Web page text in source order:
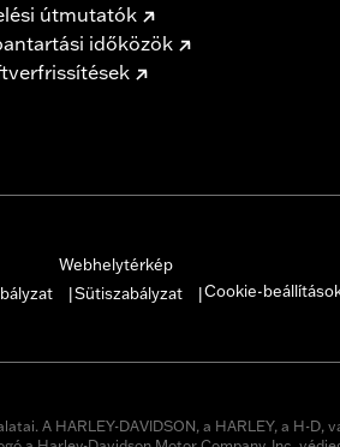
útmutatók
időközök
Webhelytérkép
Sütiszabályzat Cookie-
A HARLEY-DAVIDSON, a HARLEY, a H-D,